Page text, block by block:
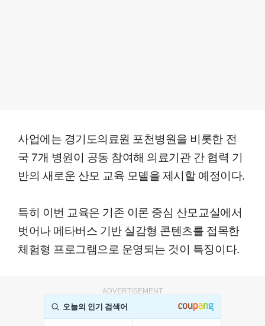
사업에는 경기도의료원 포천병원을 비롯한 전
국 7개 병원이 공동 참여해 의료기관 간 협력 기
반의 새로운 산모 교육 모델을 제시할 예정이다.
특히 이번 교육은 기존 이론 중심 산모교실에서
벗어나 메타버스 기반 실감형 콘텐츠를 접목한
체험형 프로그램으로 운영되는 것이 특징이다.
ADVERTISEMENT